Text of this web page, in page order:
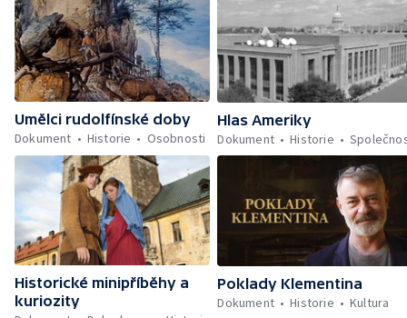
Umělci rudolfínské doby
Dokument
Historie Osobnosti
Hlas Ameriky
Dokument
Historie
Historické minipříběhy a
kuriozity
Poklady Klementina
Dokument
Historie Kultura